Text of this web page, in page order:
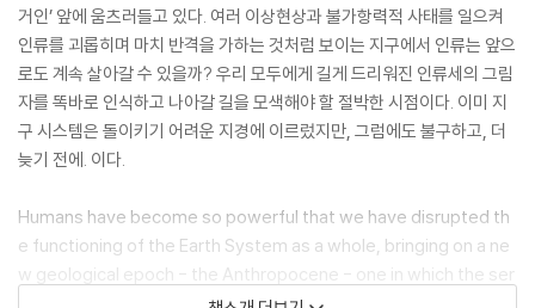
거인’ 앞에 움츠러들고 있다. 여러 이상현상과 불가항력적 사태를 일으켜
인류를 괴롭히며 마치 반격을 가하는 것처럼 보이는 지구에서 인류는 앞으
로도 계속 살아갈 수 있을까? 우리 모두에게 길게 드리워진 인류세의 그림
자를 똑바로 인식하고 나아갈 길을 모색해야 할 절박한 시점이다. 이미 지
구 시스템은 돌이키기 어려운 지경에 이르렀지만, 그럼에도 불구하고, 더
늦기 전에. 이다.
Humans have become so powerful that we have disrupted th
e functioning of the Earth System as a whole, bringing on a ne
w geological epoch - the Anthropocene - one in which the ser
ene and clement conditions that allowed civilisation to flourish